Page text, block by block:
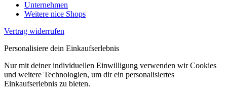
Unternehmen
Weitere nice Shops
Vertrag widerrufen
Personalisiere dein Einkaufserlebnis
Nur mit deiner individuellen Einwilligung verwenden wir Cookies
und weitere Technologien, um dir ein personalisiertes
Einkaufserlebnis zu bieten.